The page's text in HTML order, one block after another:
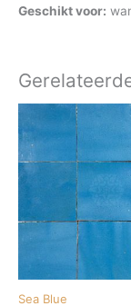
Geschikt voor:
Sea Blue